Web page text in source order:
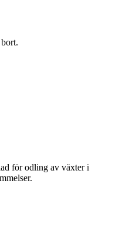
för odling av växter i